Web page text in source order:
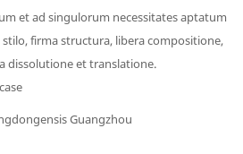
et ad singulorum necessitates aptatum
firma structura, libera compositione,
dissolutione et translatione.
Guangzhou